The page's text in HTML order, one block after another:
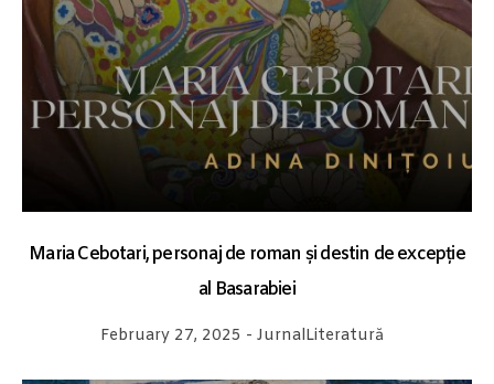
Maria Cebotari, personaj de roman și destin de excepție
al Basarabiei
February 27, 2025 - JurnalLiteratură